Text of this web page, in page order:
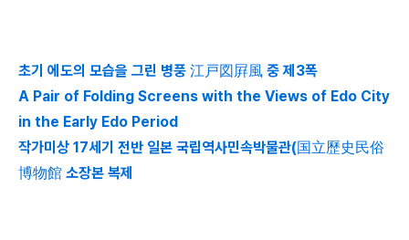
초기 에도의 모습을 그린 병풍 江戸図屛風 중 제3폭
A Pair of Folding Screens with the Views of Edo City
in the Early Edo Period
작가미상 17세기 전반 일본 국립역사민속박물관(国立歷史民俗
博物館 소장본 복제